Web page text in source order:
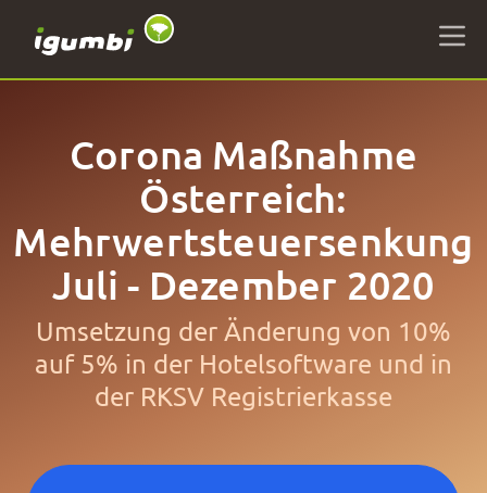
Corona Maßnahme
Österreich:
Mehrwertsteuersenkung
Juli - Dezember 2020
Umsetzung der Änderung von 10%
auf 5% in der Hotelsoftware und in
der RKSV Registrierkasse